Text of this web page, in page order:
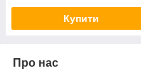
Купити
Про нас